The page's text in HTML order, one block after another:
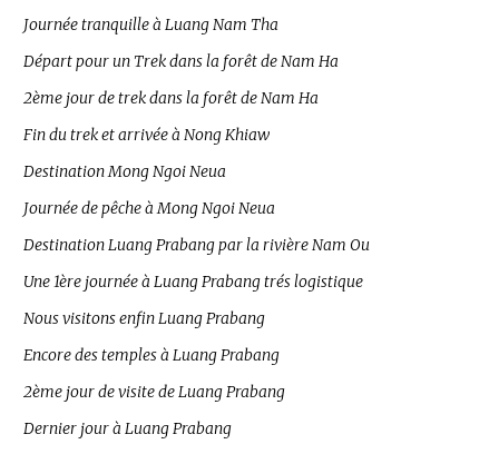
Journée tranquille à Luang Nam Tha
Départ pour un Trek dans la forêt de Nam Ha
2ème jour de trek dans la forêt de Nam Ha
Fin du trek et arrivée à Nong Khiaw
Destination Mong Ngoi Neua
Journée de pêche à Mong Ngoi Neua
Destination Luang Prabang par la rivière Nam Ou
Une 1ère journée à Luang Prabang trés logistique
Nous visitons enfin Luang Prabang
Encore des temples à Luang Prabang
2ème jour de visite de Luang Prabang
Dernier jour à Luang Prabang